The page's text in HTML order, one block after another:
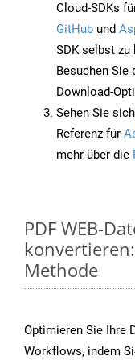
Cloud-SDKs
GitHub und
SDK selbst
Besuchen Sie
Download-
Sehen Sie
Referenz für
mehr über die
PDF WEB-
Methode
Optimieren Sie Ihre
Workflows, indem